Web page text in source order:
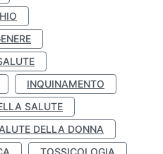
INQUINAMENTO
SALUTE
DELLA DONNA
TOSSICOLOGIA